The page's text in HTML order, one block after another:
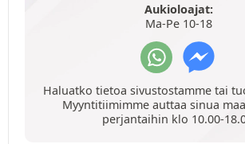
Aukioloajat:
Ma-Pe 10-18
Haluatko tietoa sivustostamme tai
Myyntitiimimme auttaa sinua
perjantaihin klo 10.00-